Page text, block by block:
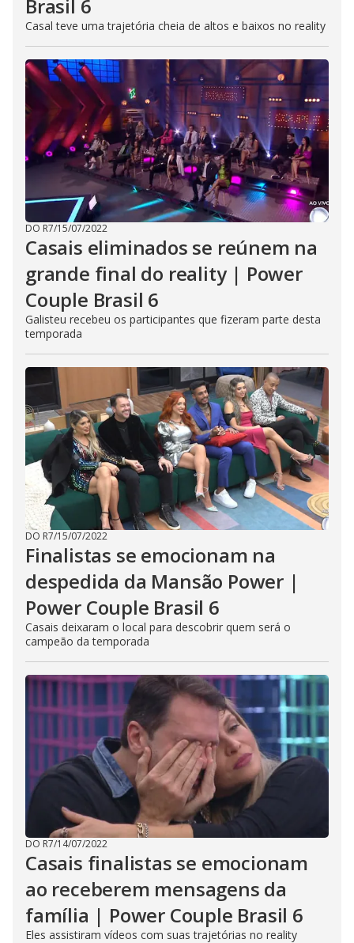
Brasil 6
Casal teve uma trajetória cheia de altos e baixos no reality
DO R7/15/07/2022
Casais eliminados se reúnem na
grande final do reality | Power
Couple Brasil 6
Galisteu recebeu os participantes que fizeram parte desta
temporada
DO R7/15/07/2022
Finalistas se emocionam na
despedida da Mansão Power |
Power Couple Brasil 6
Casais deixaram o local para descobrir quem será o
campeão da temporada
DO R7/14/07/2022
Casais finalistas se emocionam
ao receberem mensagens da
família | Power Couple Brasil 6
Eles assistiram vídeos com suas trajetórias no reality